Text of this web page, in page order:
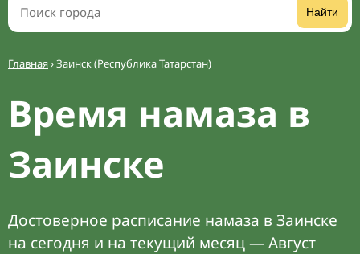
Найти
Главная›Заинск (Республика Татарстан)
Время намаза в
Заинске
Достоверное расписание намаза в Заинске
на сегодня и на текущий месяц — Август